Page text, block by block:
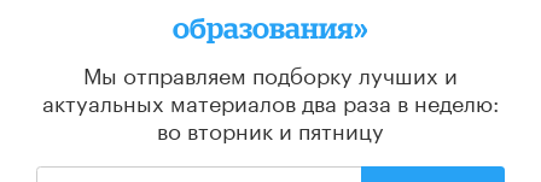
образования»
Мы отправляем подборку лучших и
актуальных материалов два раза в неделю:
во вторник и пятницу